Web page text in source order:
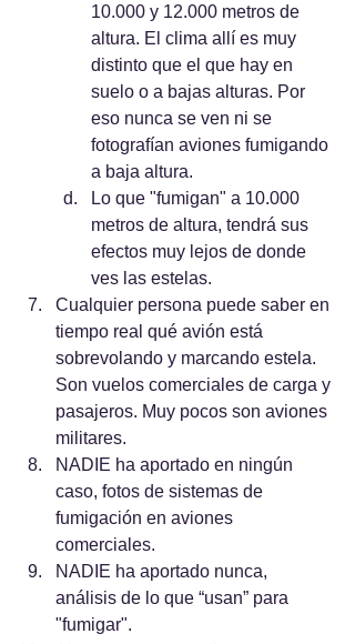
10.000 y 12.000 metros de
altura. El clima allí es muy
distinto que el que hay en
suelo o a bajas alturas. Por
eso nunca se ven ni se
fotografían aviones fumigando
a baja altura.
Lo que "fumigan" a 10.000
metros de altura, tendrá sus
efectos muy lejos de donde
ves las estelas.
Cualquier persona puede saber en
tiempo real qué avión está
sobrevolando y marcando estela.
Son vuelos comerciales de carga y
pasajeros. Muy pocos son aviones
militares.
NADIE ha aportado en ningún
caso, fotos de sistemas de
fumigación en aviones
comerciales.
NADIE ha aportado nunca,
análisis de lo que “usan” para
"fumigar".